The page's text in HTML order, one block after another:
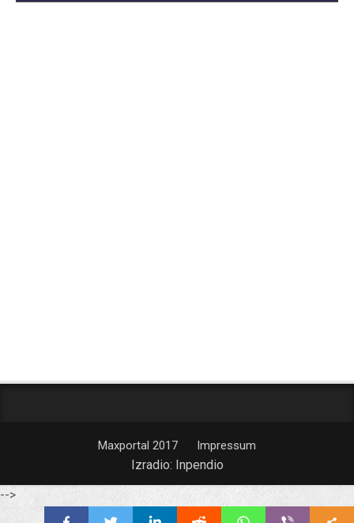
Maxportal 2017 Impressum
Izradio: Inpendio
-->